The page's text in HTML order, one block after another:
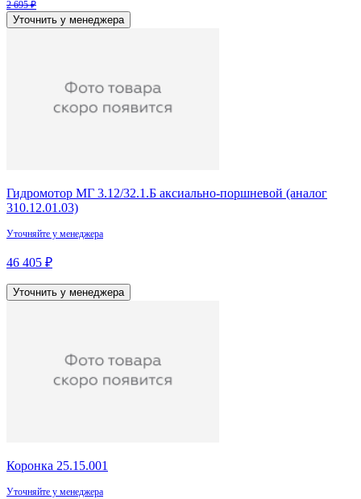
2 695 ₽
Уточнить у менеджера
Гидромотор МГ 3.12/32.1.Б аксиально-поршневой (аналог
310.12.01.03)
Уточняйте у менеджера
46 405 ₽
Уточнить у менеджера
Коронка 25.15.001
Уточняйте у менеджера